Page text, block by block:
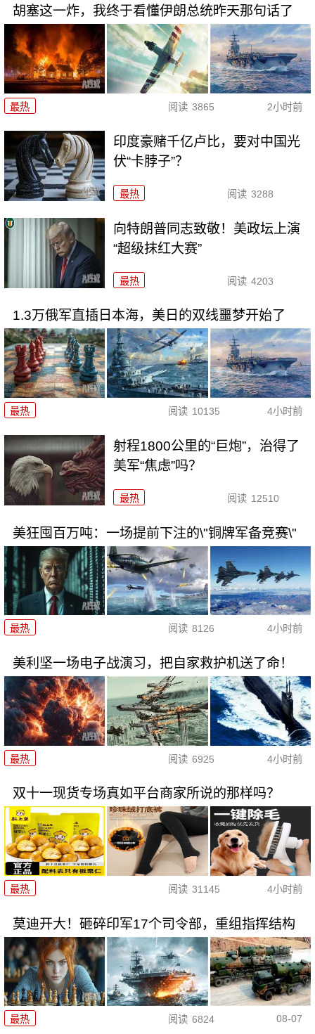
胡塞这一炸，我终于看懂伊朗总统昨天那句话了
最热 阅读 3865 2小时前
印度豪赌千亿卢比，要对中国光
伏“卡脖子”？
最热 阅读 3288
向特朗普同志致敬！美政坛上演
“超级抹红大赛”
最热 阅读 4203
1.3万俄军直插日本海，美日的双线噩梦开始了
最热 阅读 10135 4小时前
射程1800公里的“巨炮”，治得了
美军“焦虑”吗？
最热 阅读 12510
美狂囤百万吨：一场提前下注的\"铜牌军备竞赛\"
最热 阅读 8126 4小时前
美利坚一场电子战演习，把自家救护机送了命！
最热 阅读 6925 4小时前
双十一现货专场真如平台商家所说的那样吗？
最热 阅读 31145 4小时前
莫迪开大！砸碎印军17个司令部，重组指挥结构
最热 阅读 6824 08-07